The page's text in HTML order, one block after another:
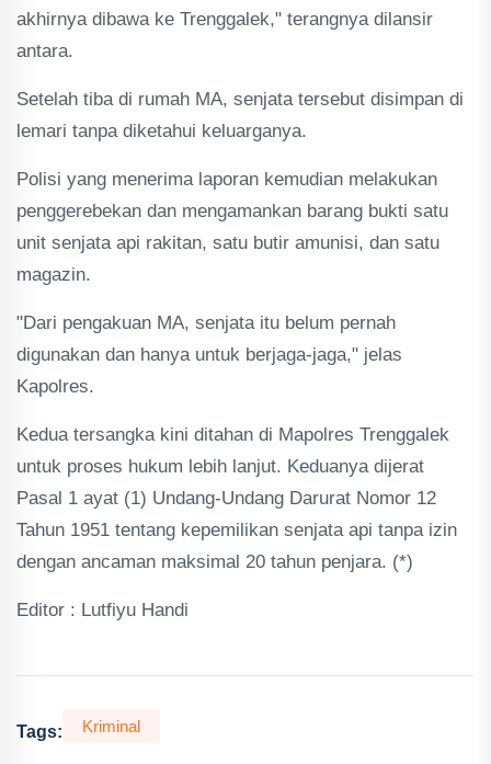
akhirnya dibawa ke Trenggalek," terangnya dilansir
antara.
Setelah tiba di rumah MA, senjata tersebut disimpan di
lemari tanpa diketahui keluarganya.
Polisi yang menerima laporan kemudian melakukan
penggerebekan dan mengamankan barang bukti satu
unit senjata api rakitan, satu butir amunisi, dan satu
magazin.
"Dari pengakuan MA, senjata itu belum pernah
digunakan dan hanya untuk berjaga-jaga," jelas
Kapolres.
Kedua tersangka kini ditahan di Mapolres Trenggalek
untuk proses hukum lebih lanjut. Keduanya dijerat
Pasal 1 ayat (1) Undang-Undang Darurat Nomor 12
Tahun 1951 tentang kepemilikan senjata api tanpa izin
dengan ancaman maksimal 20 tahun penjara. (*)
Editor : Lutfiyu Handi
Tags: Kriminal